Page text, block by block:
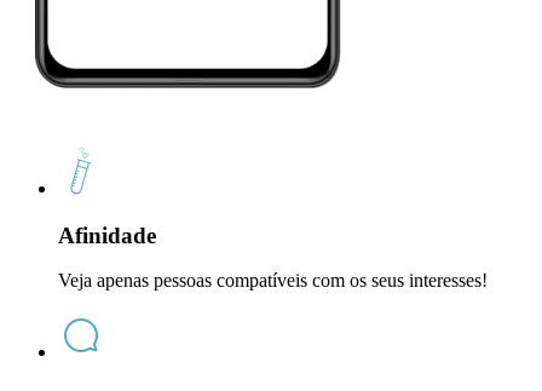
Afinidade
Veja apenas pessoas compatíveis com os seus interesses!